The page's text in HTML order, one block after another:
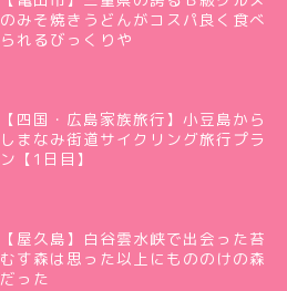
のみそ焼きうどんがコスパ良く食べ
られるびっくりや
【四国・広島家族旅行】小豆島から
しまなみ街道サイクリング旅行プラ
ン【1日目】
【屋久島】白谷雲水峡で出会った苔
むす森は思った以上にもののけの森
だった